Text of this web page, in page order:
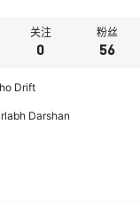
关注
0
粉丝
56
Drift
Darshan